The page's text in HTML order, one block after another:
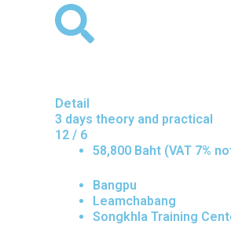
Detail
3 days theory and practical
12 / 6
58,800 Baht (VAT 7%
Bangpu
Leamchabang
Songkhla Training